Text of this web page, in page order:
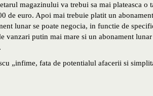
magazinului va trebui sa mai plateasca
de euro. Apoi mai trebuie platit un
lunar se poate negocia, in functie de
vanzari putin mai mare si un abonament
„infime, fata de potentialul afacerii si